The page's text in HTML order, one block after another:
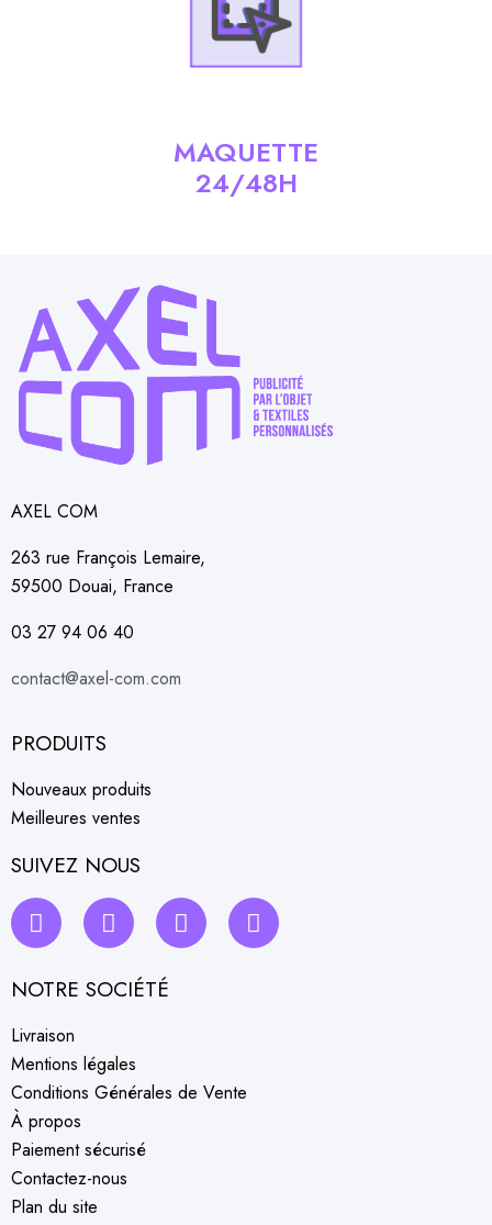
MAQUETTE
24/48H
AXEL COM
263 rue François Lemaire,
59500 Douai, France
03 27 94 06 40
contact@axel-com.com
PRODUITS
Nouveaux produits
Meilleures ventes
SUIVEZ NOUS
NOTRE SOCIÉTÉ
Livraison
Mentions légales
Conditions Générales de Vente
À propos
Paiement sécurisé
Contactez-nous
Plan du site